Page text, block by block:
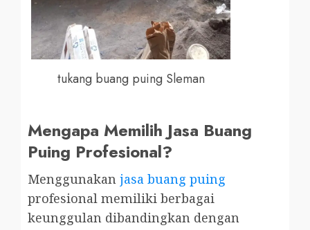
tukang buang puing Sleman
Mengapa Memilih Jasa Buang
Puing Profesional?
Menggunakan jasa buang puing
profesional memiliki berbagai
keunggulan dibandingkan dengan